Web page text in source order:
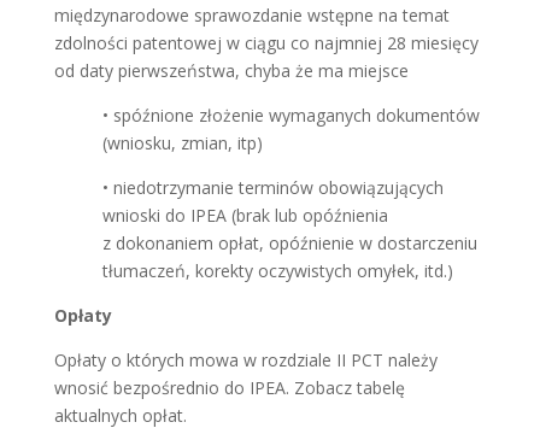
międzynarodowe sprawozdanie wstępne na temat
zdolności patentowej w ciągu co najmniej 28 miesięcy
od daty pierwszeństwa, chyba że ma miejsce
• spóźnione złożenie wymaganych dokumentów
(wniosku, zmian, itp)
• niedotrzymanie terminów obowiązujących
wnioski do IPEA (brak lub opóźnienia
z dokonaniem opłat, opóźnienie w dostarczeniu
tłumaczeń, korekty oczywistych omyłek, itd.)
Opłaty
Opłaty o których mowa w rozdziale II PCT należy
wnosić bezpośrednio do IPEA. Zobacz tabelę
aktualnych opłat.